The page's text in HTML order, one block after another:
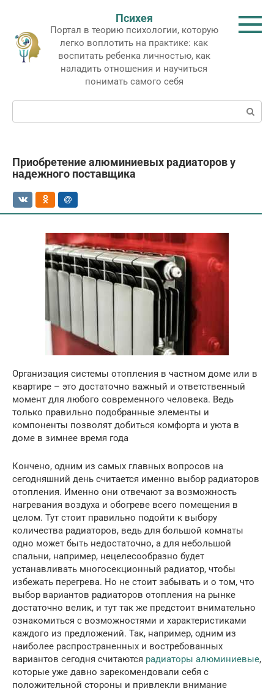
контенту
Психея
Портал в теорию психологии, которую
легко воплотить на практике: как
воспитать ребенка личностью, как
наладить отношения и научиться
понимать самого себя
Поиск:
Приобретение алюминиевых радиаторов у
надежного поставщика
Организация системы отопления в частном доме или в
квартире – это достаточно важный и ответственный
момент для любого современного человека. Ведь
только правильно подобранные элементы и
компоненты позволят добиться комфорта и уюта в
доме в зимнее время года
Кончено, одним из самых главных вопросов на
сегодняшний день считается именно выбор радиаторов
отопления. Именно они отвечают за возможность
нагревания воздуха и обогреве всего помещения в
целом. Тут стоит правильно подойти к выбору
количества радиаторов, ведь для большой комнаты
одно может быть недостаточно, а для небольшой
спальни, например, нецелесообразно будет
устанавливать многосекционный радиатор, чтобы
избежать перегрева. Но не стоит забывать и о том, что
выбор вариантов радиаторов отопления на рынке
достаточно велик, и тут так же предстоит внимательно
ознакомиться с возможностями и характеристиками
каждого из предложений. Так, например, одним из
наиболее распространенных и востребованных
вариантов сегодня считаются радиаторы алюминиевые,
которые уже давно зарекомендовали себя с
положительной стороны и привлекли внимание